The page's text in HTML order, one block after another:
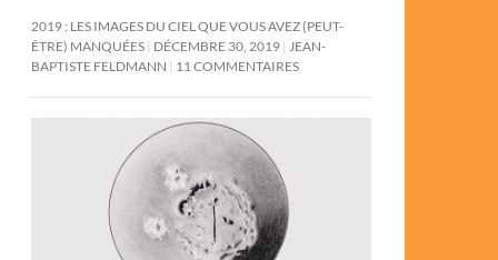
2019 : LES IMAGES DU CIEL QUE VOUS AVEZ (PEUT-
ÊTRE) MANQUÉES DÉCEMBRE 30, 2019 JEAN-
BAPTISTE FELDMANN
11 COMMENTAIRES